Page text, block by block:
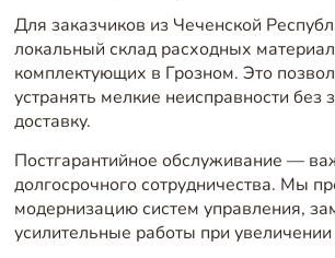
Для заказчиков из Чеченской
локальный склад расходных
комплектующих в Грозном. Это
устранять мелкие неисправности без
доставку.
Постгарантийное обслуживание —
долгосрочного сотрудничества. Мы
модернизацию систем управления,
усилительные работы при увеличении